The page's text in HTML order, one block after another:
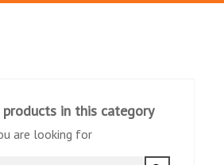
products in this category
are looking for